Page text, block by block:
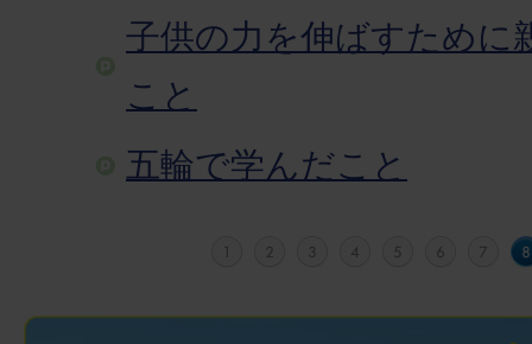
子供の力を伸ばすために
こと
五輪で学んだこと